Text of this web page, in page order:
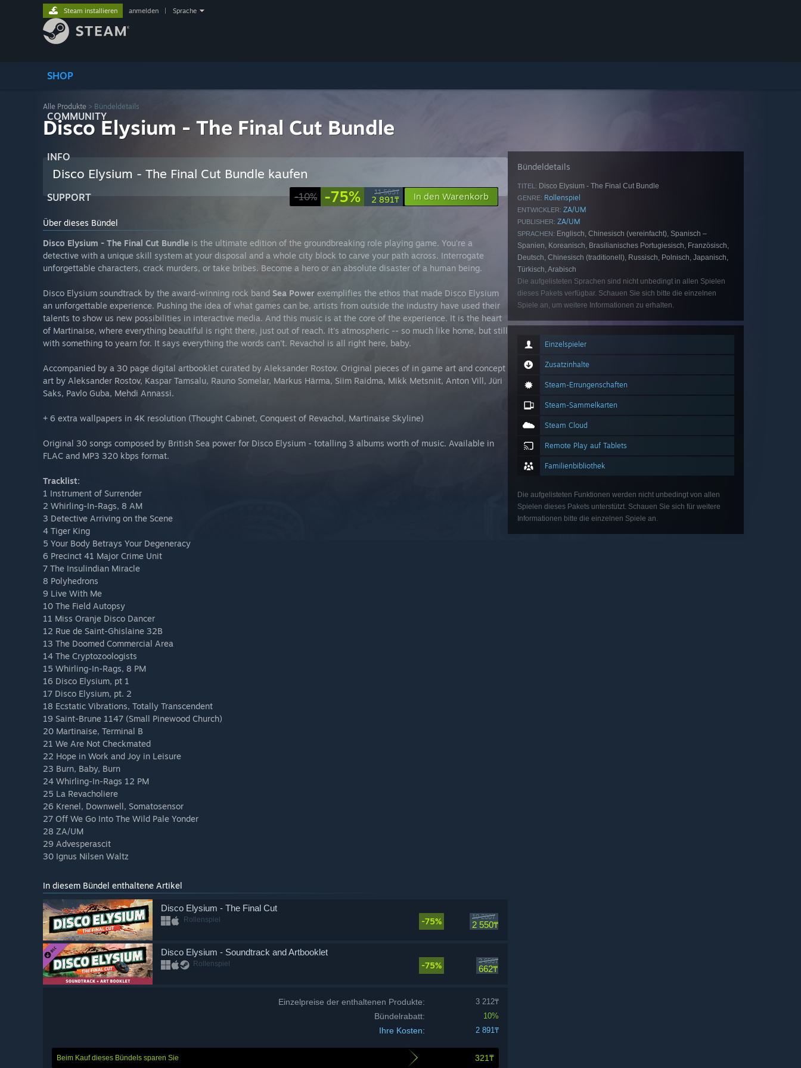
SHOP
COMMUNITY
INFO
SUPPORT
Steam installieren anmelden Sprache
Alle Produkte > Bündeldetails
Disco Elysium - The Final Cut Bundle
Disco Elysium - The Final Cut Bundle kaufen
-10% -75% 11 565₸
2 891₸ In den Warenkorb
Über dieses Bündel
Disco Elysium - The Final Cut Bundle is the ultimate edition of the groundbreaking role playing game. You’re a
detective with a unique skill system at your disposal and a whole city block to carve your path across. Interrogate
unforgettable characters, crack murders, or take bribes. Become a hero or an absolute disaster of a human being.
Disco Elysium soundtrack by the award-winning rock band Sea Power exemplifies the ethos that made Disco Elysium
an unforgettable experience. Pushing the idea of what games can be, artists from outside the industry have used their
talents to show us new possibilities in interactive media. And this music is at the core of the experience. It is the heart
of Martinaise, where everything beautiful is right there, just out of reach. It's atmospheric -- so much like home, but still
with something to yearn for. It says everything the words can't. Revachol is all right here, baby.
Accompanied by a 30 page digital artbooklet curated by Aleksander Rostov. Original pieces of in game art and concept
art by Aleksander Rostov, Kaspar Tamsalu, Rauno Somelar, Markus Härma, Siim Raidma, Mikk Metsniit, Anton Vill, Jüri
Saks, Pavlo Guba, Mehdi Annassi.
+ 6 extra wallpapers in 4K resolution (Thought Cabinet, Conquest of Revachol, Martinaise Skyline)
Original 30 songs composed by British Sea power for Disco Elysium - totalling 3 albums worth of music. Available in
FLAC and MP3 320 kbps format.
Tracklist:
1 Instrument of Surrender
2 Whirling-In-Rags, 8 AM
3 Detective Arriving on the Scene
4 Tiger King
5 Your Body Betrays Your Degeneracy
6 Precinct 41 Major Crime Unit
7 The Insulindian Miracle
8 Polyhedrons
9 Live With Me
10 The Field Autopsy
11 Miss Oranje Disco Dancer
12 Rue de Saint-Ghislaine 32B
13 The Doomed Commercial Area
14 The Cryptozoologists
15 Whirling-In-Rags, 8 PM
16 Disco Elysium, pt 1
17 Disco Elysium, pt. 2
18 Ecstatic Vibrations, Totally Transcendent
19 Saint-Brune 1147 (Small Pinewood Church)
20 Martinaise, Terminal B
21 We Are Not Checkmated
22 Hope in Work and Joy in Leisure
23 Burn, Baby, Burn
24 Whirling-In-Rags 12 PM
25 La Revacholiere
26 Krenel, Downwell, Somatosensor
27 Off We Go Into The Wild Pale Yonder
28 ZA/UM
29 Advesperascit
30 Ignus Nilsen Waltz
In diesem Bündel enthaltene Artikel
-75% 10 200₸
2 550₸
Disco Elysium - The Final Cut
Rollenspiel
-75% 2 650₸
662₸
Disco Elysium - Soundtrack and Artbooklet
Rollenspiel
3 212₸
Einzelpreise der enthaltenen Produkte:
10%
Bündelrabatt:
2 891₸
Ihre Kosten:
321₸
Beim Kauf dieses Bündels sparen Sie
Bündeldetails
TITEL: Disco Elysium - The Final Cut Bundle
GENRE: Rollenspiel
ENTWICKLER: ZA/UM
PUBLISHER: ZA/UM
SPRACHEN: Englisch, Chinesisch (vereinfacht), Spanisch –
Spanien, Koreanisch, Brasilianisches Portugiesisch, Französisch,
Deutsch, Chinesisch (traditionell), Russisch, Polnisch, Japanisch,
Türkisch, Arabisch
Die aufgelisteten Sprachen sind nicht unbedingt in allen Spielen
dieses Pakets verfügbar. Schauen Sie sich bitte die einzelnen
Spiele an, um weitere Informationen zu erhalten.
Einzelspieler
Zusatzinhalte
Steam-Errungenschaften
Steam-Sammelkarten
Steam Cloud
Remote Play auf Tablets
Familienbibliothek
Die aufgelisteten Funktionen werden nicht unbedingt von allen
Spielen dieses Pakets unterstützt. Schauen Sie sich für weitere
Informationen bitte die einzelnen Spiele an.